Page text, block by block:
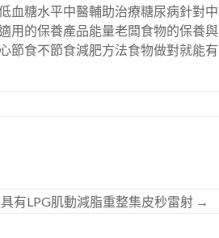
血糖水平中醫輔助治療糖尿病針對中
用的保養產品能量老闆食物的保養與
節食不節食減肥方法食物做對就能有
有LPG肌動減脂重整集皮秒雷射 →